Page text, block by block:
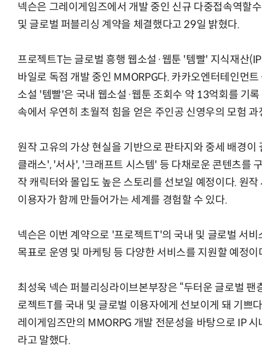
넥슨은 그레이게임즈에서 개발 중인 신규 다중접속역할
및 글로벌 퍼블리싱 계약을 체결했다고 29일 밝혔다.
프로젝트T는 글로벌 흥행 웹소설·웹툰 '템빨' 지식재산
바일로 독점 개발 중인 MMORPG다. 카카오엔터테인먼
소설 '템빨'은 국내 웹소설·웹툰 조회수 약 13억회를 기
속에서 우연히 초월적 힘을 얻은 주인공 신영우의 모험 과
원작 고유의 가상 현실을 기반으로 판타지와 중세 배경
클래스', '서사', '크래프트 시스템' 등 다채로운 콘텐츠를
작 캐릭터와 몰입도 높은 스토리를 선보일 예정이다. 원
이용자가 함께 만들어가는 세계를 경험할 수 있다.
넥슨은 이번 계약으로 '프로젝트T'의 국내 및 글로벌 서
목표로 운영 및 마케팅 등 다양한 서비스를 지원할 예정이
최성욱 넥슨 퍼블리싱라이브본부장은 “두터운 글로벌 팬
로젝트T를 국내 및 글로벌 이용자에게 선보이게 돼 기쁘
레이게임즈만의 MMORPG 개발 전문성을 바탕으로 IP
라고 말했다.